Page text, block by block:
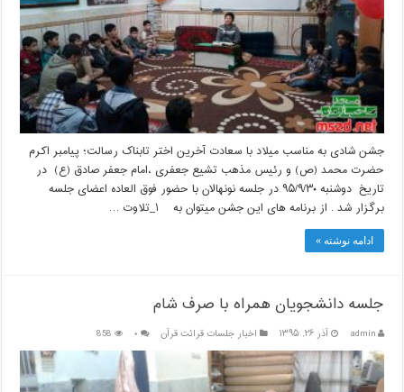
جشن شادی به مناسب میلاد با سعادت آخرین اختر تابناک رسالت؛ پیامبر اکرم
حضرت محمد (ص) و رئیس مذهب تشیع جعفری ،امام جعفر صادق (ع) در
تاریخ دوشنبه ۹۵/۹/۳۰ در جلسه نونهالان با حضور فوق العاده اعضای جلسه
برگزار شد . از برنامه های این جشن میتوان به ۱_تلاوت …
ادامه نوشته »
جلسه دانشجویان همراه با صرف شام
admin آذر ۲۶, ۱۳۹۵ اخبار جلسات قرائت قرآن ۰ 858